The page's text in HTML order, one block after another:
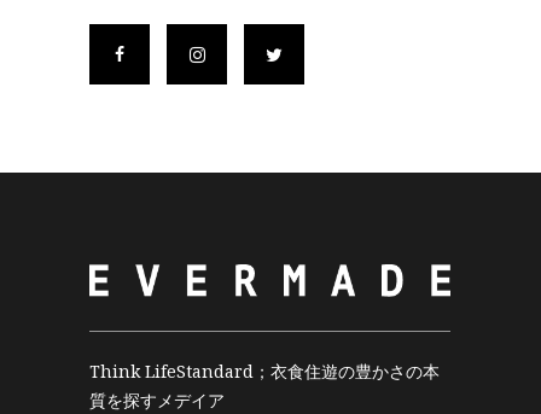
Think LifeStandard；衣食住遊の豊かさの本
質を探すメデイア